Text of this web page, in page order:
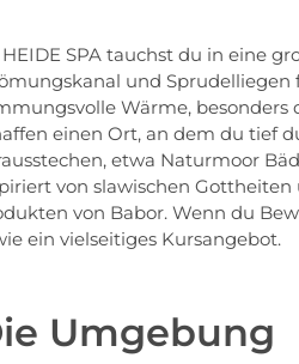
SPA tauchst du in eine
und Sprudelliegen
Wärme,
einen Ort, an dem du tief
etwa Naturmoor
von slawischen
von Babor. Wenn du
ein vielseitiges Kursangebot.
Umgebung